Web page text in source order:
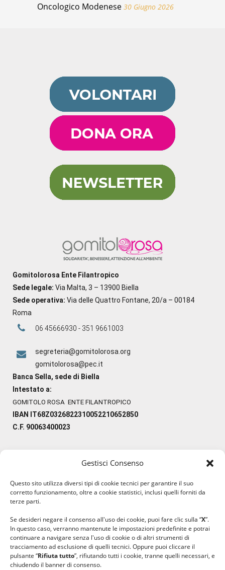
Gestisci Consenso
Questo sito utilizza diversi tipi di cookie tecnici per garantire il suo
corretto funzionamento, oltre a cookie statistici, inclusi quelli forniti da
terze parti.
Se desideri negare il consenso all'uso dei cookie, puoi fare clic sulla “X”.
In questo caso, verranno mantenute le impostazioni predefinite e potrai
continuare a navigare senza l'uso di cookie o di altri strumenti di
tracciamento ad esclusione di quelli tecnici. Oppure puoi cliccare il
pulsante “Rifiuta tutto”, rifiutando tutti i cookie, tranne quelli necessari, e
chiudendo il banner di consenso.
Oncologico Modenese 30 Giugno 2026
Gomitolorosa Ente Filantropico
Sede legale: Via Malta, 3 – 13900 Biella
Sede operativa: Via delle Quattro Fontane, 20/a – 00184
Roma
06 45666930 - 351 9661003
segreteria@gomitolorosa.org
gomitolorosa@pec.it
Banca Sella, sede di Biella
Intestato a:
GOMITOLO ROSA ENTE FILANTROPICO
IBAN IT68Z0326822310052210652850
C.F. 90063400023
#lanaterapia
#ilcaloredellempatia